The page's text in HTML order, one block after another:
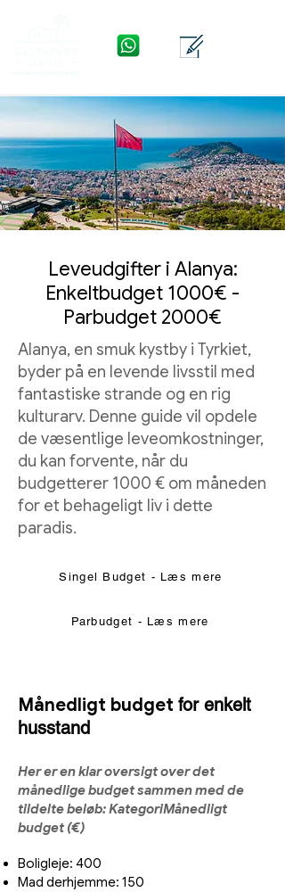
Leveudgifter i Alanya:
Enkeltbudget 1000€ -
Parbudget 2000€
Alanya, en smuk kystby i Tyrkiet,
byder på en levende livsstil med
fantastiske strande og en rig
kulturarv. Denne guide vil opdele
de væsentlige leveomkostninger,
du kan forvente, når du
budgetterer 1000 € om måneden
for et behageligt liv i dette
paradis.
Singel Budget - Læs mere
Parbudget - Læs mere
Månedligt budget for enkelt
husstand
Her er en klar oversigt over det
månedligebudget sammen med de
tildelte beløb:KategoriMånedligt
budget (€)
Boligleje: 400
Mad derhjemme: 150